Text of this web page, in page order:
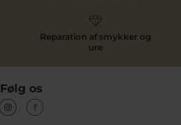
Reparation af smykker og
ure
Følg os